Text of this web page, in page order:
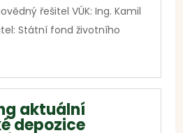
řešitel VÚK: Ing. Kamil
Státní fond životního
aktuální
depozice